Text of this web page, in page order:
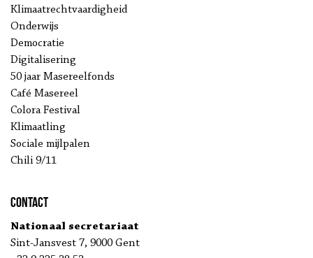
Klimaatrechtvaardigheid
Onderwijs
Democratie
Digitalisering
50 jaar Masereelfonds
Café Masereel
Colora Festival
Klimaatling
Sociale mijlpalen
Chili 9/11
Contact
Nationaal secretariaat
Sint-Jansvest 7, 9000 Gent